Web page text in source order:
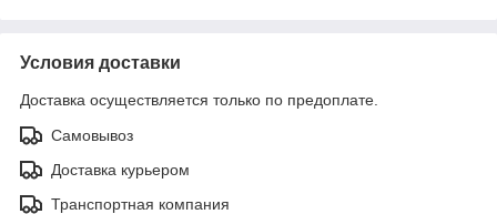
Условия доставки
Доставка осуществляется только по предоплате.
Самовывоз
Доставка курьером
Транспортная компания